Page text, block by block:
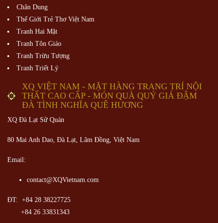
Chân Dung
Thế Giới Trẻ Thơ Việt Nam
Tranh Hai Mặt
Tranh Tôn Giáo
Tranh Trừu Tượng
Tranh Triết Lý
XQ VIỆT NAM - MẶT HÀNG TRANG TRÍ NỘI
THẤT CAO CẤP - MÓN QUÀ QUÝ GIÁ ĐẬM
ĐÀ TÌNH NGHĨA QUÊ HƯƠNG
XQ Đà Lạt Sử Quán
80 Mai Anh Dao, Đà Lạt, Lâm Đồng, Việt Nam
Email:
contact@XQVietnam.com
ĐT: +84 28 38227725
+84 26 33831343